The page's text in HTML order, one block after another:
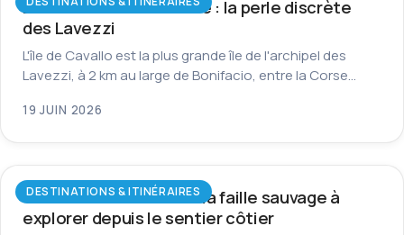
L’île de Cavallo en Corse : la perle discrète
des Lavezzi
L'île de Cavallo est la plus grande île de l'archipel des
Lavezzi, à 2 km au large de Bonifacio, entre la Corse…
19 JUIN 2026
DESTINATIONS & ITINÉRAIRES
Trou de l’Enfer à Groix : la faille sauvage à
explorer depuis le sentier côtier